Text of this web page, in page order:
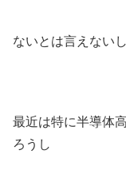
ないとは言えない
最近は特に半導体
ろうし